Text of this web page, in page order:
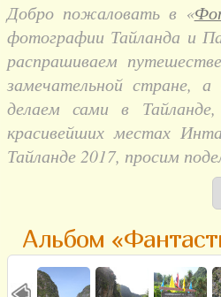
Добро пожаловать в «
фотографии Тайланда и
распрашиваем
замечательной стране,
делаем сами в
красивейших местах
Тайланде 2017, просим
Альбом